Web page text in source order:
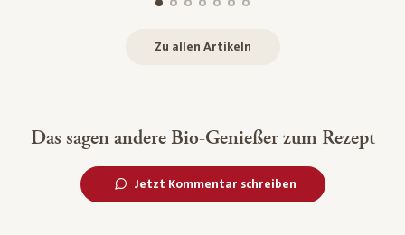
Zu allen Artikeln
Das sagen andere Bio-Genießer zum Rezept
Jetzt Kommentar schreiben